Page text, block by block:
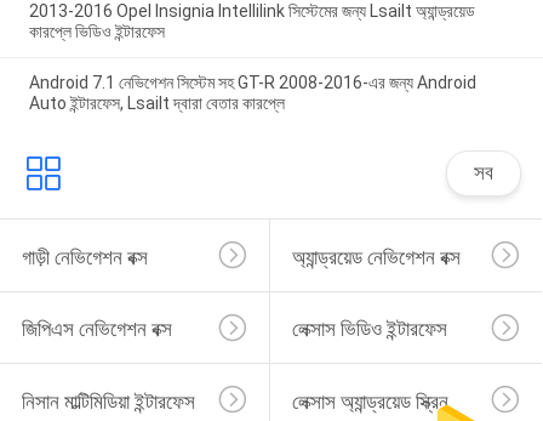
2013-2016 Opel Insignia Intellilink সিস্টেমের জন্য Lsailt অ্যান্ড্রয়েড
কারপ্লে ভিডিও ইন্টারফেস
Android 7.1 নেভিগেশন সিস্টেম সহ GT-R 2008-2016-এর জন্য Android
Auto ইন্টারফেস, Lsailt দ্বারা বেতার কারপ্লে
সব
গাড়ী নেভিগেশন বক্স অ্যান্ড্রয়েড নেভিগেশন বক্স
জিপিএস নেভিগেশন বক্স লেক্সাস ভিডিও ইন্টারফেস
নিসান মাল্টিমিডিয়া ইন্টারফেস লেক্সাস অ্যান্ড্রয়েড স্ক্রিন